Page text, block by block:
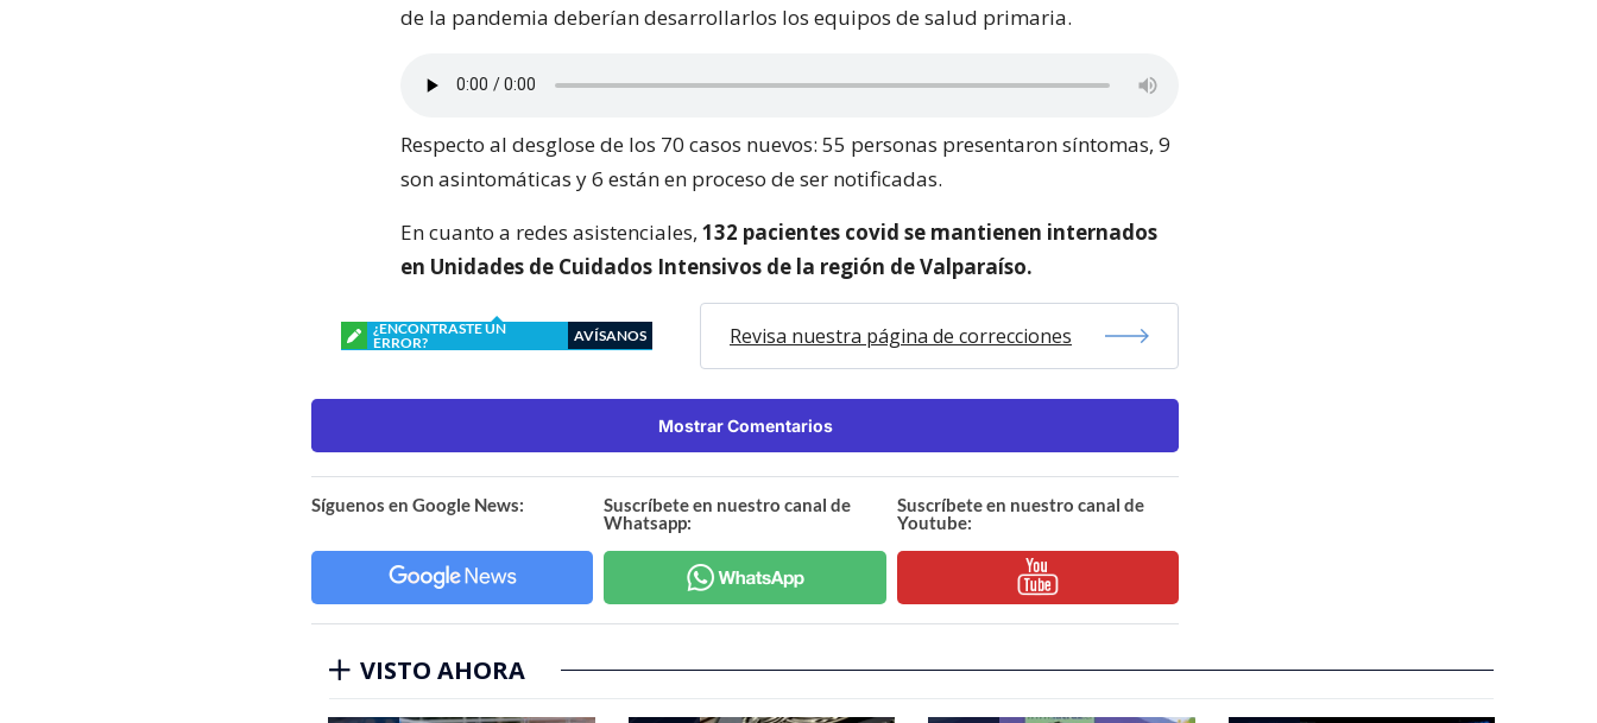
de la pandemia deberían desarrollarlos los equipos de salud primaria.
Respecto al desglose de los 70 casos nuevos: 55 personas presentaron síntomas, 9
son asintomáticas y 6 están en proceso de ser notificadas.
En cuanto a redes asistenciales, 132 pacientes covid se mantienen internados
en Unidades de Cuidados Intensivos de la región de Valparaíso.
¿ENCONTRASTE UN
ERROR?
AVÍSANOS Revisa nuestra página de correcciones
Mostrar Comentarios
Síguenos en Google News:
Suscríbete en nuestro canal de
Whatsapp:
Suscríbete en nuestro canal de
Youtube:
VISTO AHORA